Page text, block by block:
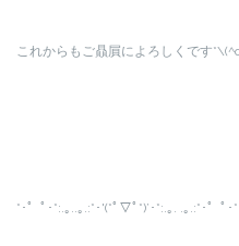
これからもご贔屓によろしくです
*･゜ﾟ･*:.｡..｡.:*･'(*ﾟ▽ﾟ*)’･*:.｡. .｡.:*･゜ﾟ･*